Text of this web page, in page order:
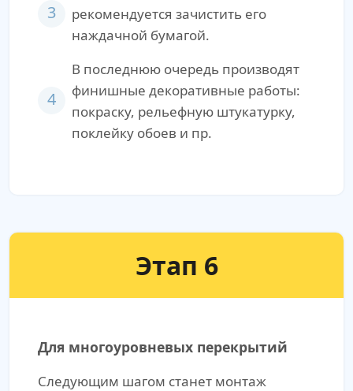
3
рекомендуется зачистить его
наждачной бумагой.
4
В последнюю очередь производят
финишные декоративные работы:
покраску, рельефную штукатурку,
поклейку обоев и пр.
Этап 6
Для многоуровневых перекрытий
Следующим шагом станет монтаж